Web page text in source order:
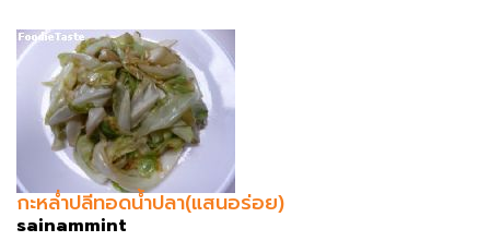
กะหล่ำปลีทอดน้ำปลา(แสนอร่อย)
sainammint